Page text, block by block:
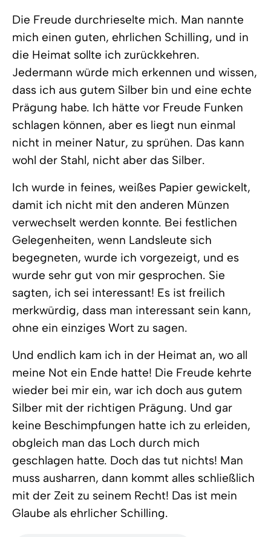
Die Freude durchrieselte mich. Man nannte
mich einen guten, ehrlichen Schilling, und in
die Heimat sollte ich zurückkehren.
Jedermann würde mich erkennen und wissen,
dass ich aus gutem Silber bin und eine echte
Prägung habe. Ich hätte vor Freude Funken
schlagen können, aber es liegt nun einmal
nicht in meiner Natur, zu sprühen. Das kann
wohl der Stahl, nicht aber das Silber.
Ich wurde in feines, weißes Papier gewickelt,
damit ich nicht mit den anderen Münzen
verwechselt werden konnte. Bei festlichen
Gelegenheiten, wenn Landsleute sich
begegneten, wurde ich vorgezeigt, und es
wurde sehr gut von mir gesprochen. Sie
sagten, ich sei interessant! Es ist freilich
merkwürdig, dass man interessant sein kann,
ohne ein einziges Wort zu sagen.
Und endlich kam ich in der Heimat an, wo all
meine Not ein Ende hatte! Die Freude kehrte
wieder bei mir ein, war ich doch aus gutem
Silber mit der richtigen Prägung. Und gar
keine Beschimpfungen hatte ich zu erleiden,
obgleich man das Loch durch mich
geschlagen hatte. Doch das tut nichts! Man
muss ausharren, dann kommt alles schließlich
mit der Zeit zu seinem Recht! Das ist mein
Glaube als ehrlicher Schilling.